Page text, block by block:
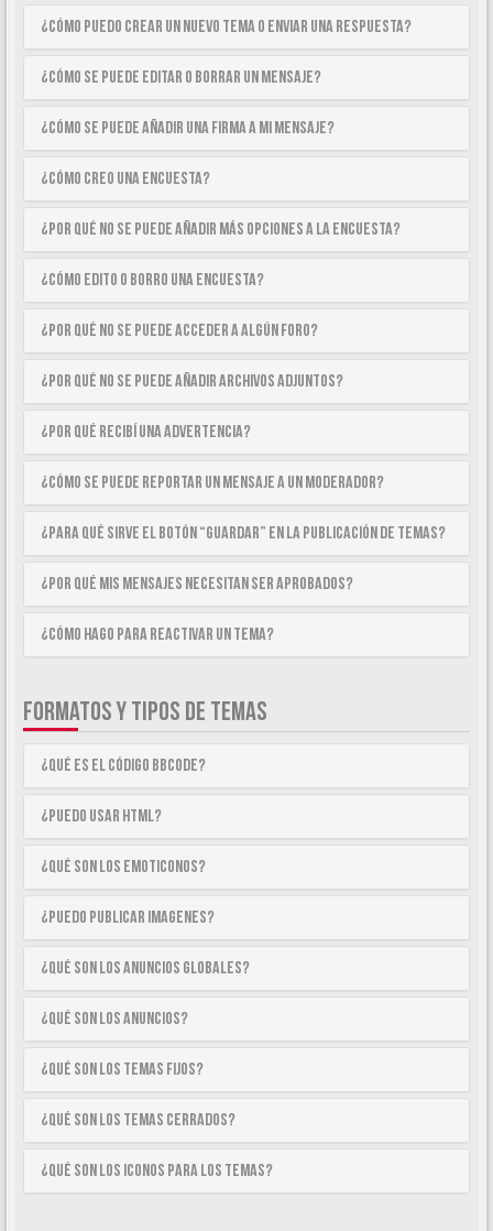
¿Cómo puedo crear un nuevo tema o enviar una respuesta?
¿Cómo se puede editar o borrar un mensaje?
¿Cómo se puede añadir una firma a mi mensaje?
¿Cómo creo una encuesta?
¿Por qué no se puede añadir más opciones a la encuesta?
¿Cómo edito o borro una encuesta?
¿Por qué no se puede acceder a algún foro?
¿Por qué no se puede añadir archivos adjuntos?
¿Por qué recibí una advertencia?
¿Cómo se puede reportar un mensaje a un moderador?
¿Para qué sirve el botón “Guardar” en la publicación de temas?
¿Por qué mis mensajes necesitan ser aprobados?
¿Cómo hago para reactivar un tema?
FORMATOS Y TIPOS DE TEMAS
¿Qué es el código BBCode?
¿Puedo usar HTML?
¿Qué son los emoticonos?
¿Puedo publicar imagenes?
¿Qué son los anuncios globales?
¿Qué son los anuncios?
¿Qué son los temas fijos?
¿Qué son los temas cerrados?
¿Qué son los iconos para los temas?